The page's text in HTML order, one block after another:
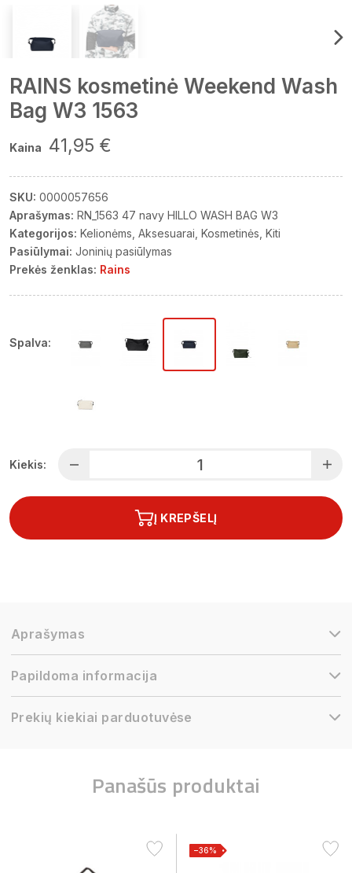
RAINS kosmetinė Weekend Wash
Bag W3 1563
Kaina 41,95 €
SKU: 0000057656
Aprašymas: RN_1563 47 navy HILLO WASH BAG W3
Kategorijos: Kelionėms Aksesuarai Kosmetinės Kiti
Pasiūlymai: Joninių pasiūlymas
Prekės ženklas: Rains
Spalva:
Kiekis:
Į KREPŠELĮ
Aprašymas
Papildoma informacija
Prekių kiekiai parduotuvėse
Panašūs produktai
−36%